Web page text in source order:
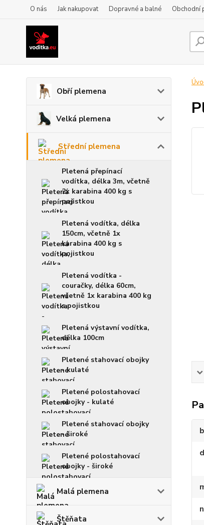
O nás Jak nakupovat Dopravné a balné Obchodní
Obří plemena
Velká plemena
Střední plemena
Pletená přepínací
vodítka, délka 3m, včetně
2x karabina 400 kg s
pojistkou
Pletená vodítka, délka
150cm, včetně 1x
karabina 400 kg s
pojistkou
Pletená vodítka -
couračky, délka 60cm,
včetně 1x karabina 400 kg
s pojistkou
Pletená výstavní vodítka,
délka 100cm
Pletené stahovací obojky
- kulaté
Pletené polostahovací
obojky - kulaté
Pletené stahovací obojky
- široké
Pletené polostahovací
obojky - široké
Malá plemena
Štěňata